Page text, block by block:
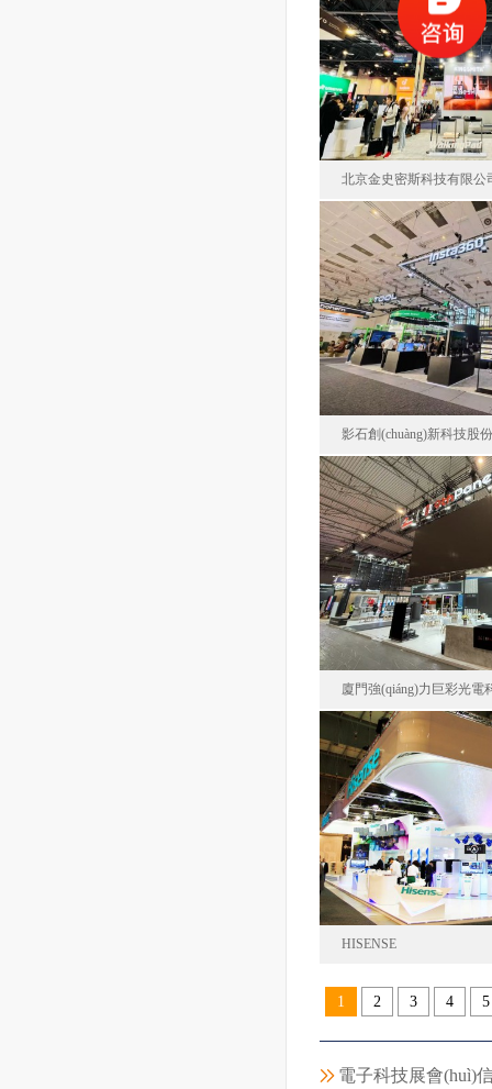
青島海信商用顯
西班
面積
北京金史密斯科技有限公
北京金史密斯
美國
面積74
影石創(chuàng)新科技股
影石創(chuàng)新
面積
廈門強(qiáng)力巨彩光電
廈門強(qiáng)力巨彩
西班牙巴
面積
HISENSE
德國
1 2 3 4 5
電子科技展會(huì)